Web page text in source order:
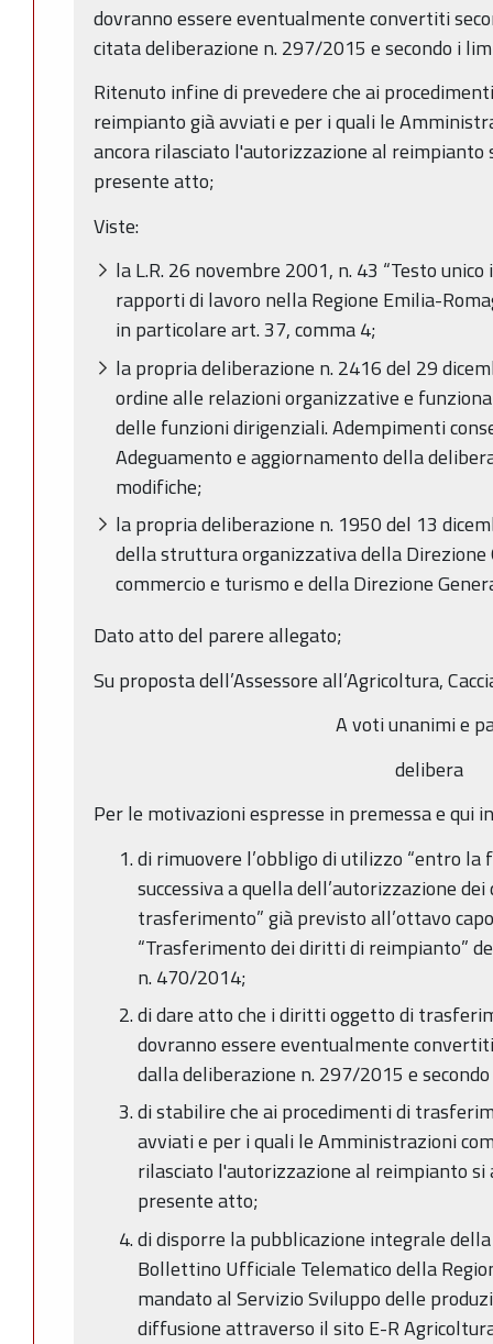
dovranno essere eventualmente convertiti
citata deliberazione n. 297/2015 e secondo i
Ritenuto infine di prevedere che ai
reimpianto già avviati e per i quali le
ancora rilasciato l'autorizzazione al
presente atto;
Viste:
la L.R. 26 novembre 2001, n. 43 “Testo
rapporti di lavoro nella Regione Emilia-
in particolare art. 37, comma 4;
la propria deliberazione n. 2416 del 29
ordine alle relazioni organizzative e
delle funzioni dirigenziali. Adempimenti
Adeguamento e aggiornamento della
modifiche;
la propria deliberazione n. 1950 del 13
della struttura organizzativa della
commercio e turismo e della Direzione
Dato atto del parere allegato;
Su proposta dell’Assessore all’Agricoltura,
A voti unanimi e
delibera
Per le motivazioni espresse in premessa e qui
di rimuovere l’obbligo di utilizzo “entro la
successiva a quella dell’autorizzazione
trasferimento” già previsto all’ottavo
“Trasferimento dei diritti di reimpianto”
n. 470/2014;
di dare atto che i diritti oggetto di
dovranno essere eventualmente
dalla deliberazione n. 297/2015 e
di stabilire che ai procedimenti di
avviati e per i quali le Amministrazioni
rilasciato l'autorizzazione al reimpianto
presente atto;
di disporre la pubblicazione integrale
Bollettino Ufficiale Telematico della
mandato al Servizio Sviluppo delle
diffusione attraverso il sito E-R